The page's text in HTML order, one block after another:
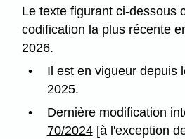
Le texte figurant ci-dessous
codification la plus récente
2026.
Il est en vigueur depuis
2025.
Dernière modification
70/2024[à l'exception